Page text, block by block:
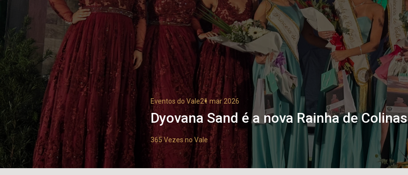
Eventos do Vale21 mar 2026
Dyovana Sand é a nova Rainha de Colinas
365 Vezes no Vale